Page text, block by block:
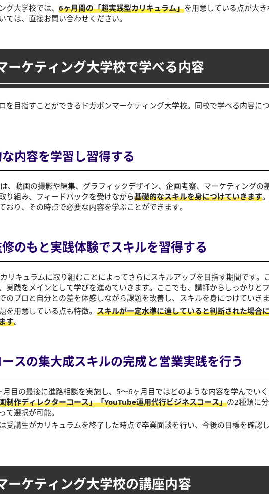
グ大学校では、 6ヶ月間の「超実践型カリキュラム」を用意している点が大
ては、直接お問い合わせください。
ーケティング大学校で学べる内容
を目指すことができるドガポンマーケティング大学校。同校で学べる内容に
内容を学習し習得する
、動画の撮影や編集、グラフィックデザイン、企画考察、マーケティングの
り組み、フィードバックを受けながら基礎的なスキルを身につけていきます
おり、その時点で必要な内容を学ぶことができます。
のもと実践体験でスキルを習得する
リキュラムに取り組むことによってさらにスキルアップを目指す期間です。
実践をメインとして学びを進めていきます。ここでも、講師からしっかりと
のプロと自分との差を体感しながら課題を改善し、スキルを身につけていきま
を用意している点も特徴。 スキルが一定水準に達していると判断された場合
す。
スの集大成スキルの完成と営業実践を行う
目の最後に進路相談を実施し、5〜6ヶ月目ではどのような内容を学んでい
制作ディレクターコース」「YouTube運用代行ビジネスコース」の2種類に
て選択が可能。
受講生がカリキュラムを終了した時点で卒業面談を行い、今後の目標を確認
ーケティング大学校の講座内容